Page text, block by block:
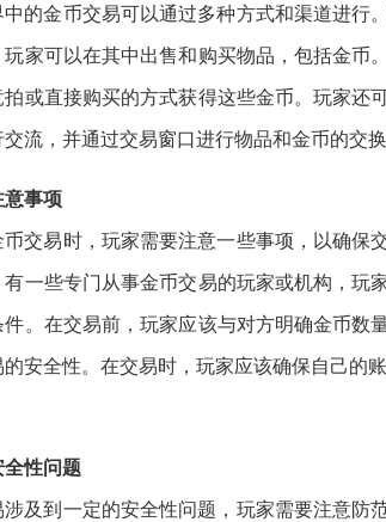
中的金币交易可以通过多种方式和渠道进行
家可以在其中出售和购买物品，包括金币
或直接购买的方式获得这些金币。玩家还
流，并通过交易窗口进行物品和金币的交换
意事项
币交易时，玩家需要注意一些事项，以确保
有一些专门从事金币交易的玩家或机构，玩
。在交易前，玩家应该与对方明确金币数
安全性。在交易时，玩家应该确保自己的
性问题
涉及到一定的安全性问题，玩家需要注意防